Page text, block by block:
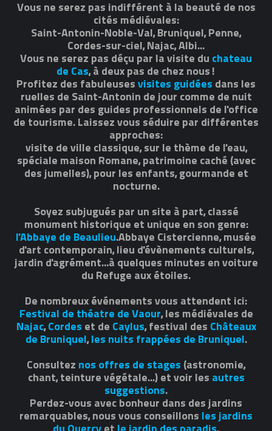
Vous ne serez pas indifférent à la beauté de nos
cités médiévales:
Saint-Antonin-Noble-Val, Bruniquel, Penne,
Cordes-sur-ciel, Najac, Albi...
Vous ne serez pas déçu par la visite du chateau
de Cas, à deux pas de chez nous!
Profitez des fabuleuses visites guidées dans les
ruelles de Saint-Antonin de jour comme de nuit
animées par des guides professionnels de l'office
de tourisme. Laissez vous séduire par différentes
approches:
visite de ville classique, sur le thème de l'eau,
spéciale maison Romane, patrimoine caché (avec
des jumelles), pour les enfants, gourmande et
nocturne.
Soyez subjugués par un site à part, classé
monument historique et unique en son genre:
l'Abbaye de Beaulieu.Abbaye Cistercienne, musée
d'art contemporain, lieu d'évènements culturels,
jardin d'agrément...à quelques minutes en voiture
du Refuge aux étoiles.
De nombreux événements vous attendent ici:
Festival de théatre de Vaour, les médiévales de
Najac,Cordes et de Caylus, festival des Châteaux
de Bruniquel,les nuits frappées de Bruniquel.
Consultez nos offres de stages (astronomie,
chant, teinture végétale...) et voir les autres
suggestions.
Perdez-vous avec bonheur dans des jardins
remarquables, nous vous conseillons les jardins